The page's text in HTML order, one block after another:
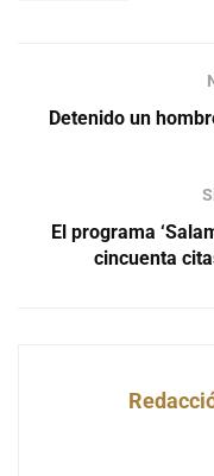
Detenido un
El programa
cincuenta